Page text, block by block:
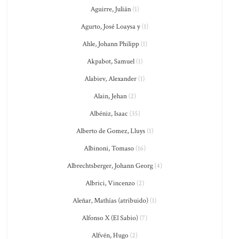
Aguirre, Julián(1)
Agurto, José Loaysa y(1)
Ahle, Johann Philipp(1)
Akpabot, Samuel(1)
Alabiev, Alexander (1)
Alain, Jehan(2)
Albéniz, Isaac (35)
Alberto de Gomez, Lluys(1)
Albinoni, Tomaso(16)
Albrechtsberger, Johann Georg (4)
Albrici, Vincenzo(2)
Aleñar, Mathías (atribuido) (1)
Alfonso X (El Sabio) (7)
Alfvén, Hugo (2)